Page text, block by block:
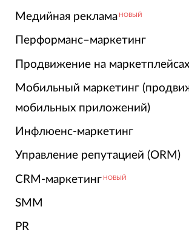
Медийная реклама НОВЫЙ
Перформанс–маркетинг
Продвижение на маркетплейсах
Мобильный маркетинг
мобильных приложений)
Инфлюенс-маркетинг
Управление репутацией (ORM)
CRM-маркетинг НОВЫЙ
SMM
PR